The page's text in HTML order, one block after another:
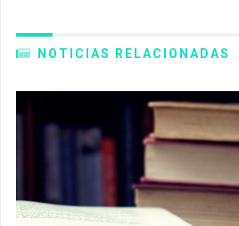
NOTICIAS RELACIONADAS